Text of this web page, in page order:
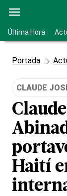
Última Hora
Portada
CLAUDE
Haití